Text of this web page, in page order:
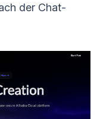
der Chat-